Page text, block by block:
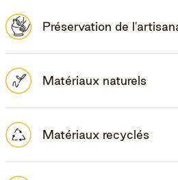
Préservation de
Matériaux naturels
Matériaux recyclés